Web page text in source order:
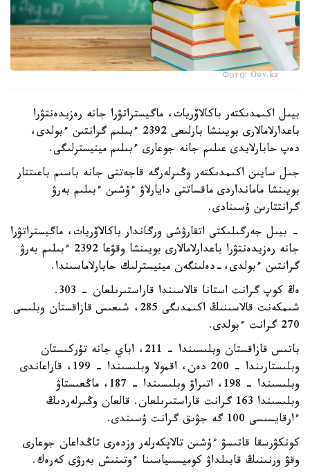
Фото: Gov.kz
بيىل اكىمدىكتەر باكالاۆريات، ماگيستراتۋرا جانە رەزيدەنتۋرا
باعدارلامالارى بويىنشا بارلىعى 2392 ءبىلىم گرانتىن ءبولدى،
دەپ حابارلايدى عىلىم جانە جوعارى ءبىلىم مينيسترلىگى.
جىل سايىن اكىمدىكتەر وڭىرلەرگە قاجەتتى جانە باسىم باعىتتار
بويىنشا مامانداردى ماقساتتى دايارلاۋ ءۇشىن ءبىلىم بەرۋ
گرانتتارىن ۇسىنادى.
- بيىل جەرگىلىكتى اتقارۋشى ورگاندار باكالاۆريات، ماگيستراتۋرا
جانە رەزيدەنتۋرا باعدارلامالارى بويىنشا وقۋعا 2392 ءبىلىم بەرۋ
گرانتىن ءبولدى،-دەلىنگەن مينيسترلىك حابارلاماسىندا.
ەڭ كوپ گرانت استانا قالاسىندا قاراستىرىلعان - 303.
شىمكەنت قالاسىنىڭ اكىمدىگى 285، شىعىس قازاقستان وبلىسى
270 گرانت ءبولدى.
باتىس قازاقستان وبلىسىندا – 211، اباي جانە تۇركىستان
وبلىستارىندا – 200 دەن، اقمولا وبلىسىندا – 199، قاراعاندى
وبلىسىندا – 198، اتىراۋ وبلىسىندا – 187، ماڭعىستاۋ
وبلىسىندا 163 گرانت قاراستىرىلعان. قالعان وڭىرلەردىڭ
ءارقايسىسى 100 گە جۋىق گرانت ۇسىندى.
كونكۋرسقا قاتىسۋ ءۇشىن تالاپكەرلەر وزدەرى تاڭداعان جوعارى
وقۋ ورنىنىڭ قابىلداۋ كوميسسياسىنا ءوتىنىش بەرۋى كەرەك.